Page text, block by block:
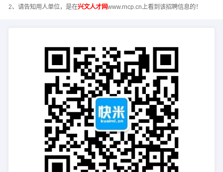
2、请告知用人单位，是在兴文人才网www.rncp.cn上看到该招聘信息的！